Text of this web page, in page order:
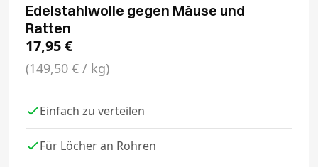
Edelstahlwolle gegen Mäuse und
Ratten
17,95€
(149,50 € / kg)
Einfach zu verteilen
Für Löcher an Rohren